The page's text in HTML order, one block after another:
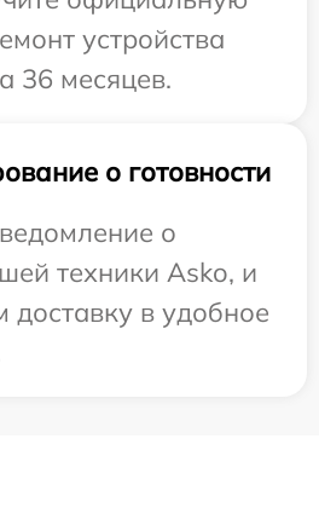
устройства
36 месяцев.
о готовности
о
техники Asko, и
доставку в удобное